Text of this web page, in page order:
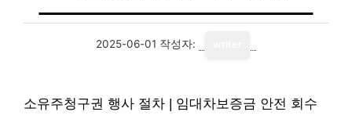
2025-06-01 작성자:
소유주청구권 행사 절차 | 임대차보증금 안전 회수